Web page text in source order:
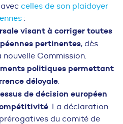
celles de son plaidoyer
:
visant à corriger toutes
pertinentes, dès
Commission.
politiques permettant
déloyale
de décision européen
. La déclaration
du comité de